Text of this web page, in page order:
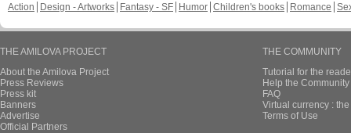
Action
Design - Artworks Fantasy - SF Humor Children's books Romance
THE AMILOVA PROJECT
About the Amilova Project
Press Reviews
Press kit
Banners
Advertise
Official Partners
THE COMMUNITY
Tutorial for the
Help the
FAQ
Virtual currency :
Terms of Use